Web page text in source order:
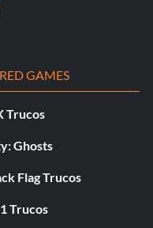
libre durante 10
GAMES
Trucos
Ghosts
Flag Trucos
Trucos